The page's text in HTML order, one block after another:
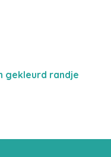
gekleurd randje